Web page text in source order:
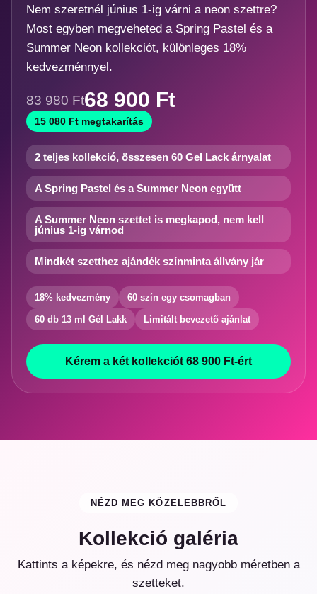
Nem szeretnél június 1-ig várni a neon szettre?
Most egyben megveheted a Spring Pastel és a
Summer Neon kollekciót, különleges 18%
kedvezménnyel.
83 980 Ft68 900 Ft
15 080 Ft megtakarítás
2 teljes kollekció, összesen 60 Gel Lack árnyalat
A Spring Pastel és a Summer Neon együtt
A Summer Neon szettet is megkapod, nem kell
június 1-ig várnod
Mindkét szetthez ajándék színminta állvány jár
18% kedvezmény 60 szín egy csomagban
60 db 13 ml Gél Lakk Limitált bevezető ajánlat
Kérem a két kollekciót 68 900 Ft-ért
NÉZD MEG KÖZELEBBRŐL
Kollekció galéria
Kattints a képekre, és nézd meg nagyobb méretben a
szetteket.